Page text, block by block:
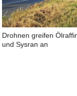
Drohnen greifen
und Sysran an